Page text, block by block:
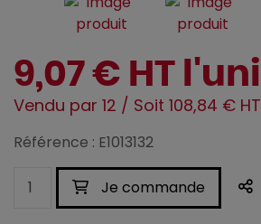
9,07 € HT
Vendu par 12 / Soit 108,84 €
Référence : E1013132
Je commande